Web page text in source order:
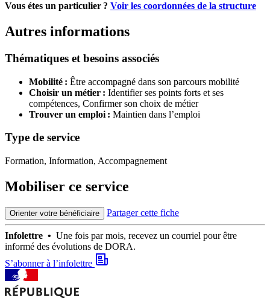
Vous étes un particulier ? Voir les coordonnées de la structure
Autres informations
Thématiques et besoins associés
Mobilité : Être accompagné dans son parcours mobilité
Choisir un métier : Identifier ses points forts et ses
compétences, Confirmer son choix de métier
Trouver un emploi : Maintien dans l’emploi
Type de service
Formation, Information, Accompagnement
Mobiliser ce service
Orienter votre bénéficiaire Partager cette fiche
Infolettre • Une fois par mois, recevez un courriel pour être
informé des évolutions de DORA.
S’abonner à l’infolettre